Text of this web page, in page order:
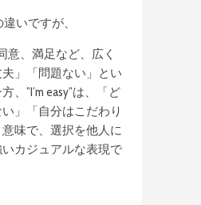
違いですが、
意、満足など、広く
」「問題ない」とい
、”I’m easy”は、「ど
」「自分はこだわり
味で、選択を他人に
カジュアルな表現で